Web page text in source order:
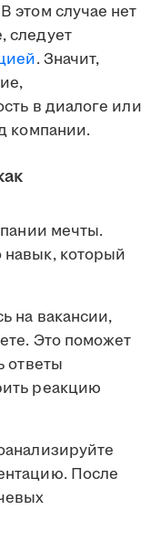
В этом случае нет
следует
. Значит,
в диалоге или
компании.
мечты.
который
на вакансии,
Это поможет
ответы
реакцию
После